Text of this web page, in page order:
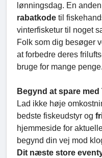
lønningsdag. En
rabatkode til
vinterfisketur til noget
Folk som dig besøger
at forbedre deres
bruge for mange penge.
Begynd at spare med
Lad ikke høje
bedste fiskeudstyr og
hjemmeside for
begynd din vej mod
Dit næste store